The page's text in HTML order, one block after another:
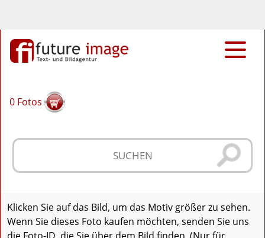
0 Fotos
Klicken Sie auf das Bild, um das Motiv größer zu sehen.
Wenn Sie dieses Foto kaufen möchten, senden Sie uns